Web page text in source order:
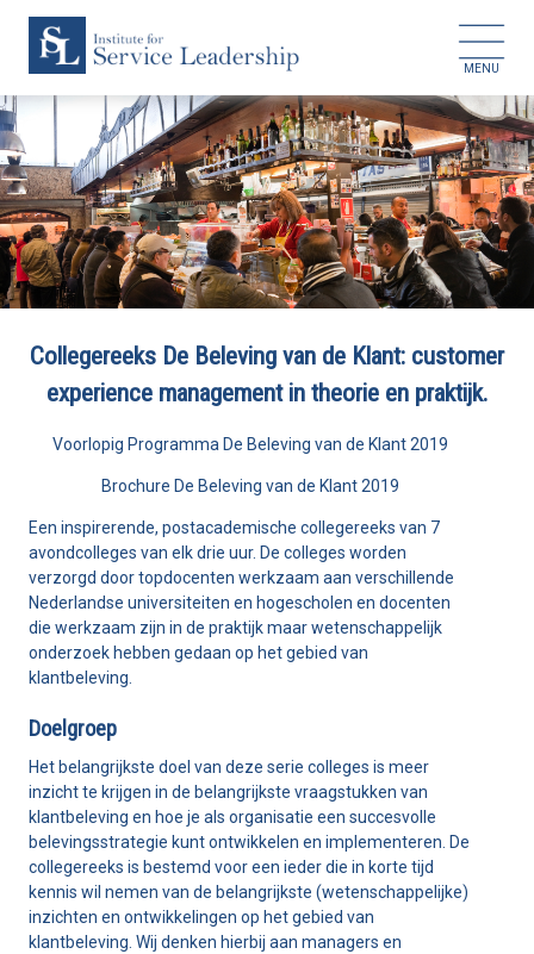
HOME
DOCENTEN
REFERENTIES
BLOG
OVER ISL
Mijn ISL
Collegereeks De Beleving van de Klant: customer
experience management in theorie en praktijk.
Voorlopig Programma De Beleving van de Klant 2019
Brochure De Beleving van de Klant 2019
Een inspirerende, postacademische collegereeks van 7
avondcolleges van elk drie uur. De colleges worden
verzorgd door topdocenten werkzaam aan verschillende
Nederlandse universiteiten en hogescholen en docenten
die werkzaam zijn in de praktijk maar wetenschappelijk
onderzoek hebben gedaan op het gebied van
klantbeleving.
Doelgroep
Het belangrijkste doel van deze serie colleges is meer
inzicht te krijgen in de belangrijkste vraagstukken van
klantbeleving en hoe je als organisatie een succesvolle
belevingsstrategie kunt ontwikkelen en implementeren. De
collegereeks is bestemd voor een ieder die in korte tijd
kennis wil nemen van de belangrijkste (wetenschappelijke)
inzichten en ontwikkelingen op het gebied van
klantbeleving. Wij denken hierbij aan managers en